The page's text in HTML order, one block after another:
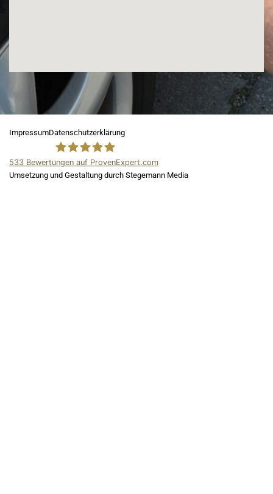
ImpressumDatenschutzerklärung
533 Bewertungen auf ProvenExpert.com
Umsetzung und Gestaltung durch Stegemann Media